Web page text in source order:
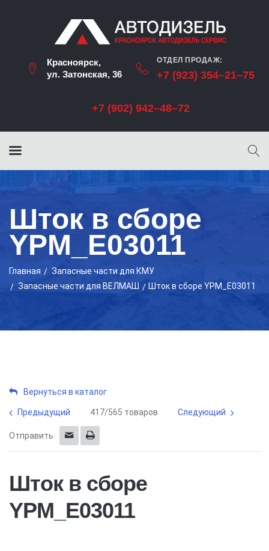
Красноярск,
ул. Затонская, 36
ОТДЕЛ ПРОДАЖ:
+7 (923) 354–21–75
+7 (902) 942–48–72
Шток в сборе
YPM_E03011
Главная
Запасные части для КМУ
Запасные части для ВЕЛМАШ
Шток в сборе YPM_E03011
Вернуться в каталог
Предыдущий 417/565 товаров Следующий
Отправить
Шток в сборе
YPM_E03011